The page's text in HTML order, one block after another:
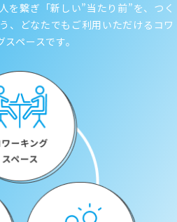
を繋ぎ「新しい”当たり前”を、つく
、
どなたでもご利用いただけるコワ
スペースです。